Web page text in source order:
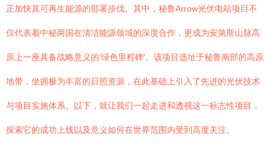
正加快其可再生能源的部署步伐。其中，秘鲁Arrow光伏电站项目不
仅代表着中秘两国在清洁能源领域的深度合作，更成为安第斯山脉高
原上一座具备战略意义的‘绿色里程碑’。该项目选址于秘鲁南部的高原
地带，坐拥极为丰富的日照资源，在此基础上引入了先进的光伏技术
与项目实施体系。以下，就让我们一起走进和透视这一标志性项目，
探索它的成功上线以及意义如何在世界范围内受到高度关注。